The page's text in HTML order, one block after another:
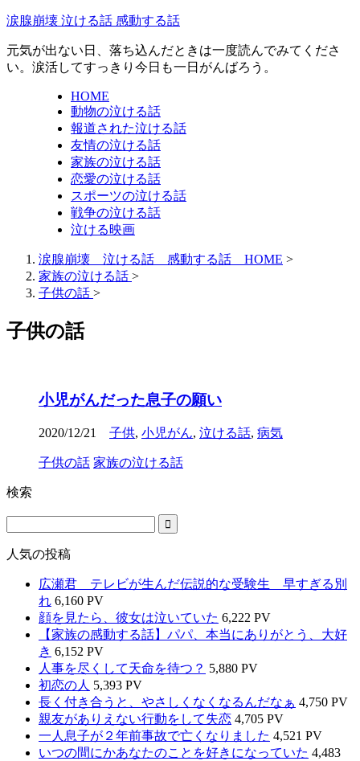
涙腺崩壊 泣ける話 感動する話
元気が出ない日、落ち込んだときは一度読んでみてくださ
い。涙活してすっきり今日も一日がんばろう。
HOME
動物の泣ける話
報道された泣ける話
友情の泣ける話
家族の泣ける話
恋愛の泣ける話
スポーツの泣ける話
戦争の泣ける話
泣ける映画
涙腺崩壊 泣ける話 感動する話 HOME >
家族の泣ける話 >
子供の話 >
子供の話
小児がんだった息子の願い
2020/12/21 子供, 小児がん, 泣ける話, 病気
子供の話 家族の泣ける話
検索
人気の投稿
広瀬君 テレビが生んだ伝説的な受験生 早すぎる別
れ 6,160 PV
顔を見たら、彼女は泣いていた 6,222 PV
【家族の感動する話】パパ、本当にありがとう、大好
き 6,152 PV
人事を尽くして天命を待つ？ 5,880 PV
初恋の人 5,393 PV
長く付き合うと、やさしくなくなるんだなぁ 4,750 PV
親友がありえない行動をして失恋 4,705 PV
一人息子が２年前事故で亡くなりました 4,521 PV
いつの間にかあなたのことを好きになっていた 4,483